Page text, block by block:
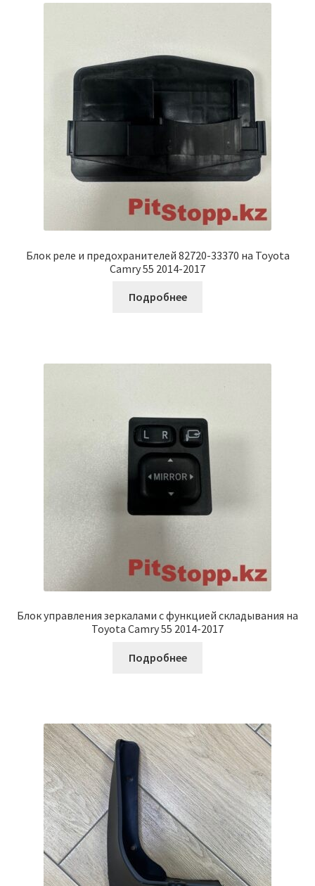
Блок реле и предохранителей 82720-33370 на Toyota
Camry 55 2014-2017
Подробнее
Блок управления зеркалами c функцией складывания на
Toyota Camry 55 2014-2017
Подробнее